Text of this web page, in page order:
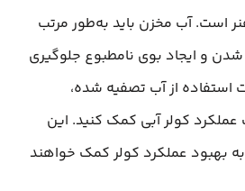
است. آب مخزن باید به‌طور مرتب
و ایجاد بوی نامطبوع جلوگیری
از آب تصفیه شده،
کولر آبی کمک کنید. این
به بهبود عملکرد کولر کمک خواهند